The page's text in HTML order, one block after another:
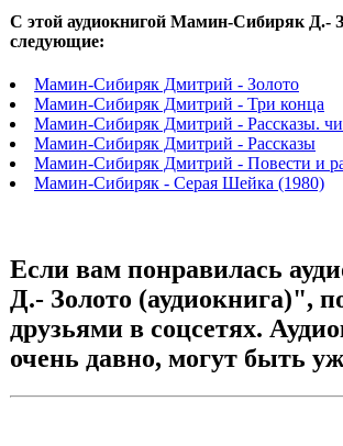
С этой аудиокнигой Мамин-Сибиряк Д.-
следующие:
Мамин-Сибиряк Дмитрий - Золото
Мамин-Сибиряк Дмитрий - Три конца
Мамин-Сибиряк Дмитрий - Рассказы.
Мамин-Сибиряк Дмитрий - Рассказы
Мамин-Сибиряк Дмитрий - Повести и
Мамин-Сибиряк - Серая Шейка (1980)
Если вам понравилась
Д.- Золото (аудиокнига)",
друзьями в соцсетях.
очень давно, могут быть